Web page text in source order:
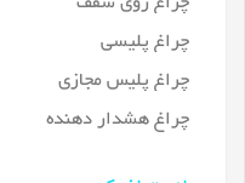
چراغ پلیسی
چراغ پلیس مجازی
چراغ هشدار دهنده